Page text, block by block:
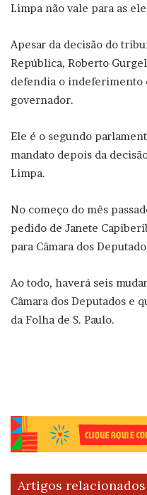
Limpa não vale para as
Apesar da decisão do
República, Roberto
defendia o indeferimento
governador.
Ele é o segundo
mandato depois da
Limpa.
No começo do mês
pedido de Janete
para Câmara dos
Ao todo, haverá seis
Câmara dos Deputados e
da Folha de S. Paulo.
Artigos relacionados